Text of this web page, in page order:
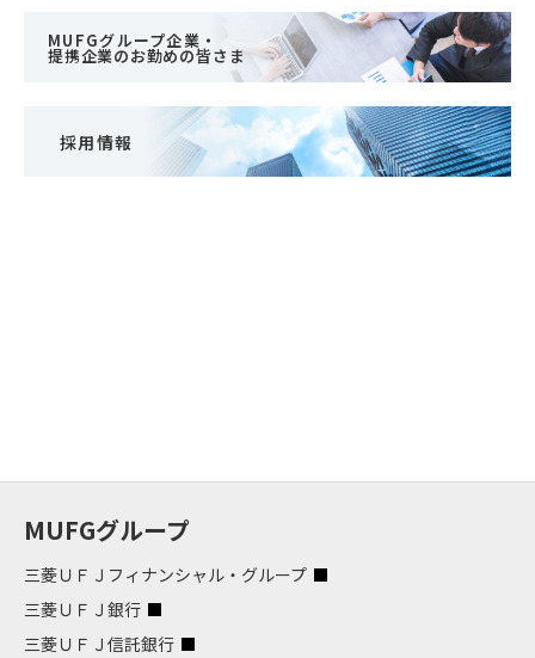
MUFGグループ企業・
提携企業のお勤めの皆さま
採用情報
MUFGグループ
三菱ＵＦＪフィナンシャル・グループ
三菱ＵＦＪ銀行
三菱ＵＦＪ信託銀行